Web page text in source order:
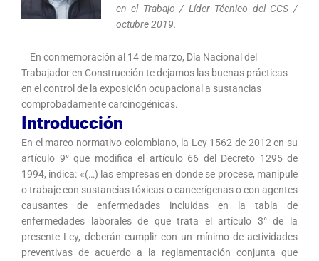
en el Trabajo / Líder Técnico del CCS /
octubre 2019.
En conmemoración al 14 de marzo, Día Nacional del
Trabajador en Construcción te dejamos las buenas prácticas
en el control de la exposición ocupacional a sustancias
comprobadamente carcinogénicas.
Introducción
En el marco normativo colombiano, la Ley 1562 de 2012 en su
artículo 9° que modifica el artículo 66 del Decreto 1295 de
1994, indica: «(…) las empresas en donde se procese, manipule
o trabaje con sustancias tóxicas o cancerígenas o con agentes
causantes de enfermedades incluidas en la tabla de
enfermedades laborales de que trata el artículo 3° de la
presente Ley, deberán cumplir con un mínimo de actividades
preventivas de acuerdo a la reglamentación conjunta que